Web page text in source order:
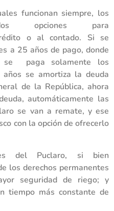
funcionan siempre, los
opciones para
o al contado. Si se
a 25 años de pago, donde
se paga solamente los
se amortiza la deuda
de la República, ahora
automáticamente las
se van a remate, y ese
con la opción de ofrecerlo
del Puclaro, si bien
los derechos permanentes
seguridad de riego; y
tiempo más constante de